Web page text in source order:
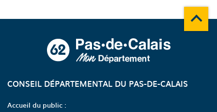
CONSEIL DÉPARTEMENTAL DU PAS-DE-CALAIS
Accueil du public :